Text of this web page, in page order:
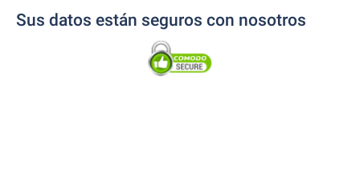
Sus datos están seguros con nosotros